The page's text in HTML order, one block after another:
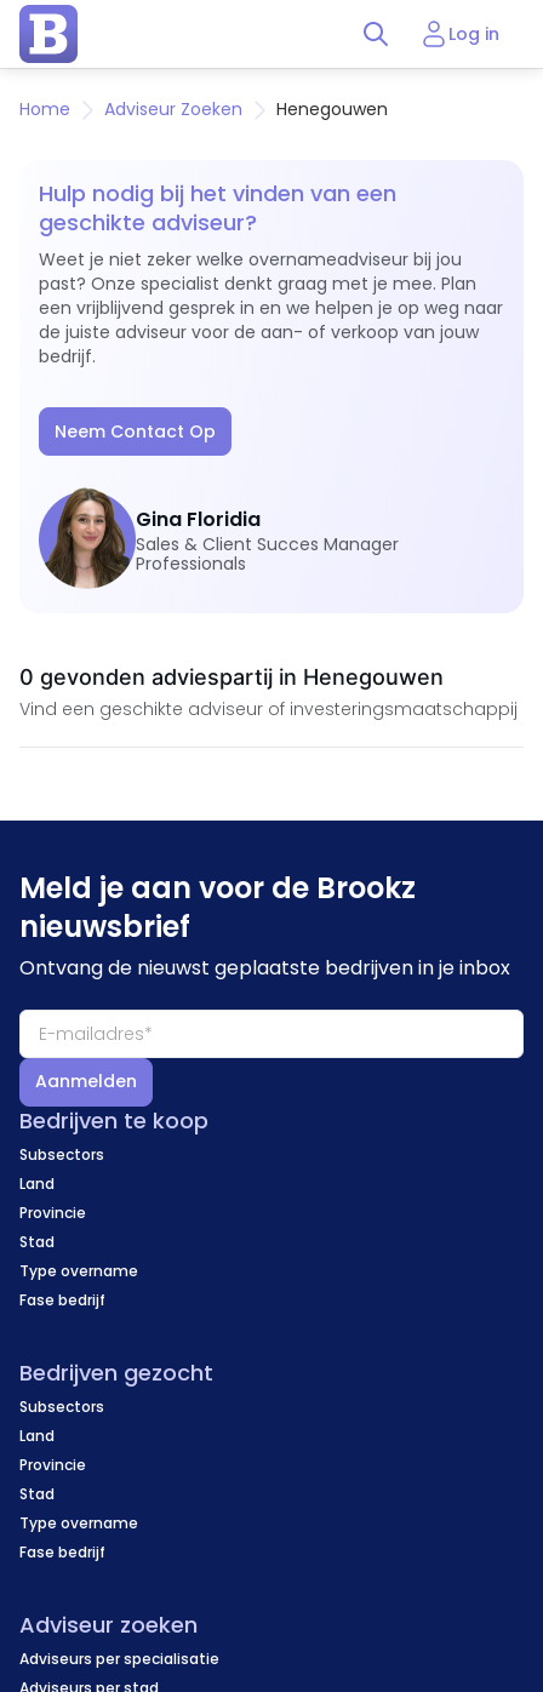
Log in
Home Adviseur Zoeken Henegouwen
Hulp nodig bij het vinden van een
geschikte adviseur?
Weet je niet zeker welke overnameadviseur bij jou
past? Onze specialist denkt graag met je mee. Plan
een vrijblijvend gesprek in en we helpen je op weg naar
de juiste adviseur voor de aan- of verkoop van jouw
bedrijf.
Neem Contact Op
Gina Floridia
Sales & Client Succes Manager
Professionals
0 gevonden adviespartij in Henegouwen
Vind een geschikte adviseur of investeringsmaatschappij
Meld je aan voor de Brookz
nieuwsbrief
Ontvang de nieuwst geplaatste bedrijven in je inbox
Aanmelden
Bedrijven te koop
Subsectors
Land
Provincie
Stad
Type overname
Fase bedrijf
Bedrijven gezocht
Subsectors
Land
Provincie
Stad
Type overname
Fase bedrijf
Adviseur zoeken
Adviseurs per specialisatie
Adviseurs per stad